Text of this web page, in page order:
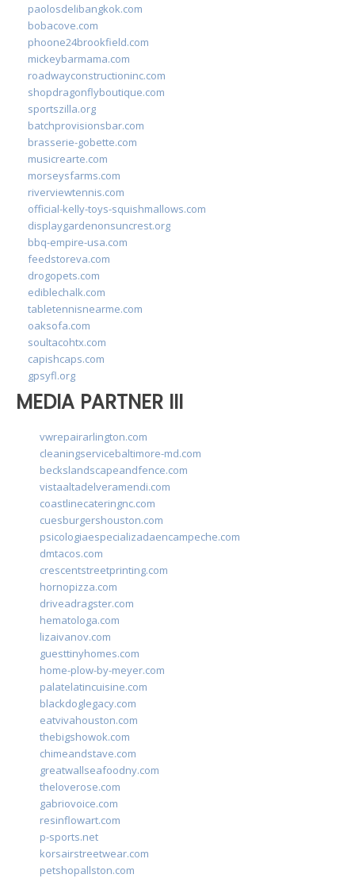
paolosdelibangkok.com
bobacove.com
phoone24brookfield.com
mickeybarmama.com
roadwayconstructioninc.com
shopdragonflyboutique.com
sportszilla.org
batchprovisionsbar.com
brasserie-gobette.com
musicrearte.com
morseysfarms.com
riverviewtennis.com
official-kelly-toys-squishmallows.com
displaygardenonsuncrest.org
bbq-empire-usa.com
feedstoreva.com
drogopets.com
ediblechalk.com
tabletennisnearme.com
oaksofa.com
soultacohtx.com
capishcaps.com
gpsyfl.org
MEDIA PARTNER III
vwrepairarlington.com
cleaningservicebaltimore-md.com
beckslandscapeandfence.com
vistaaltadelveramendi.com
coastlinecateringnc.com
cuesburgershouston.com
psicologiaespecializadaencampeche.com
dmtacos.com
crescentstreetprinting.com
hornopizza.com
driveadragster.com
hematologa.com
lizaivanov.com
guesttinyhomes.com
home-plow-by-meyer.com
palatelatincuisine.com
blackdoglegacy.com
eatvivahouston.com
thebigshowok.com
chimeandstave.com
greatwallseafoodny.com
theloverose.com
gabriovoice.com
resinflowart.com
p-sports.net
korsairstreetwear.com
petshopallston.com